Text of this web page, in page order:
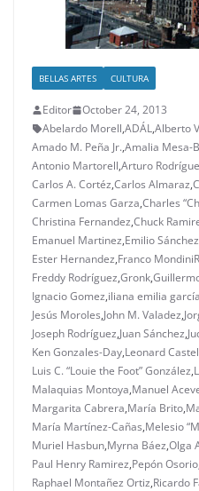
BELLAS ARTES CULTURA
Editor
October 24, 2013
Abelardo Morell,ADÁL,Alberto
Amado M. Peña Jr.,Amalia Mesa-
Antonio Martorell,Arturo
Carlos A. Cortéz,Carlos Almaraz,
Carmen Lomas Garza,Charles
Christina Fernandez,Chuck
Emanuel Martinez,Emilio Sánchez
Ester Hernandez,Franco
Freddy Rodríguez,Gronk,
Ignacio Gomez,iliana emilia garcía
Jesús Moroles,John M. Valadez,
Joseph Rodríguez,Juan Sánchez,
Ken Gonzales-Day,Leonard
Luis C. “Louie the Foot” González,
Malaquias Montoya,Manuel
Margarita Cabrera,María Brito,
María Martínez-Cañas,Melesio
Muriel Hasbun,Myrna Báez,Olga
Paul Henry Ramirez,Pepón Osorio
Raphael Montañez Ortiz,Ricardo